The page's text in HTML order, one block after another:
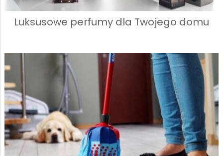
Luksusowe perfumy dla Twojego domu